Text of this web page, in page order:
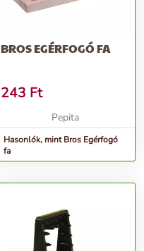
BROS EGÉRFOGÓ FA
243 Ft
Pepita
Hasonlók, mint Bros Egérfogó
fa